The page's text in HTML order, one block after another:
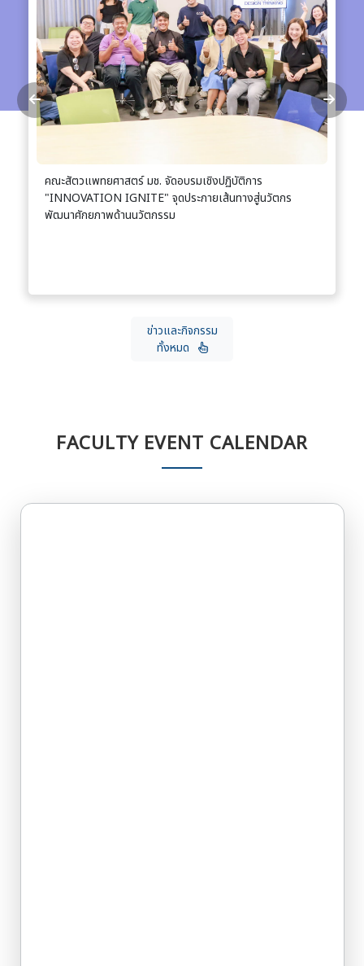
คณะสัตวแพทยศาสตร์ มช. จัดอบรมเชิงปฏิบัติการ
"INNOVATION IGNITE" จุดประกายเส้นทางสู่นวัตกร
พัฒนาศักยภาพด้านนวัตกรรม
ข่าวและกิจกรรม
ทั้งหมด
FACULTY EVENT CALENDAR